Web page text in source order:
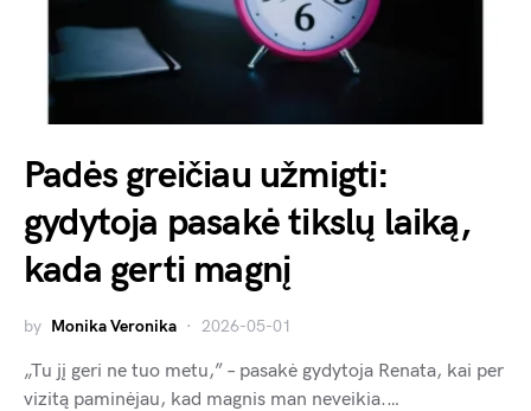
Padės greičiau užmigti:
gydytoja pasakė tikslų laiką,
kada gerti magnį
by Monika Veronika 2026-05-01
„Tu jį geri ne tuo metu,” – pasakė gydytoja Renata, kai per
vizitą paminėjau, kad magnis man neveikia.…